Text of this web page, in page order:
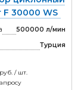
F 30000 WS
500000 л/мин
Турция
руб. / шт.